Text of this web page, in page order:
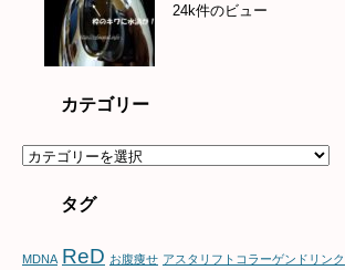
24k件のビュー
カテゴリー
カ
タグ
MDNA ReD お腹痩せ アスタリフトコラーゲンドリンク